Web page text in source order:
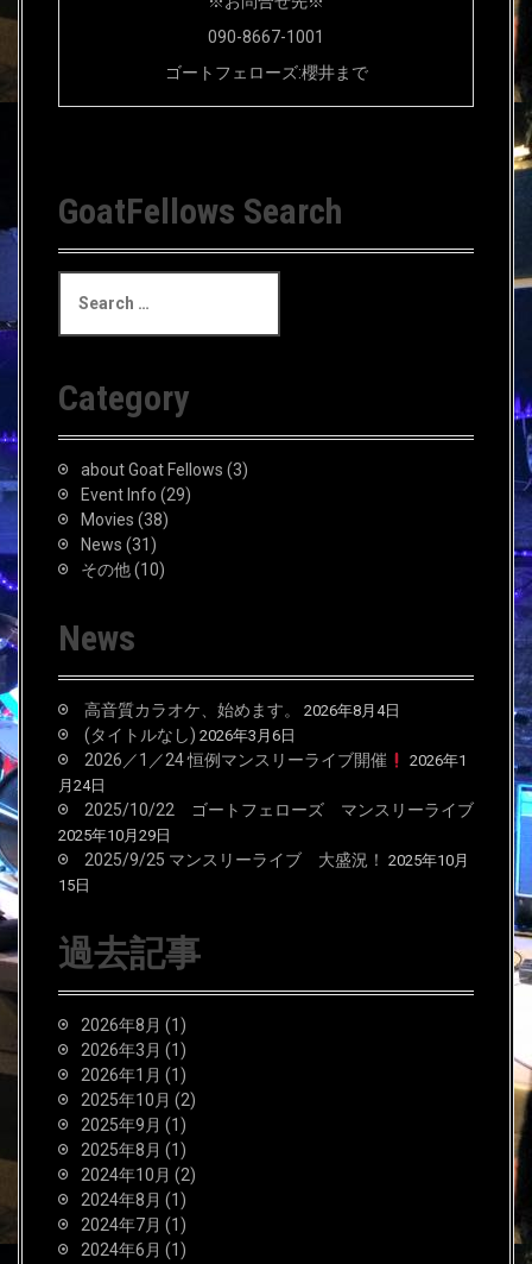
090-8667-1001
ゴートフェローズ:櫻井まで
GoatFellows Search
a
c
h
f
Category
about Goat Fellows (3)
Event Info (29)
Movies (38)
News (31)
その他(10)
News
高音質カラオケ、始めます。 2026年8月4日
(タイトルなし) 2026年3月6日
2026／1／24 恒例マンスリーライブ開催
2026年1
月24日
2025/10/22 ゴートフェローズ マンスリーライブ
2025年10月29日
2025/9/25 マンスリーライブ 大盛況！ 2025年10月
15日
過去記事
2026年8月 (1)
2026年3月 (1)
2026年1月 (1)
2025年10月 (2)
2025年9月 (1)
2025年8月 (1)
2024年10月 (2)
2024年8月 (1)
2024年7月 (1)
2024年6月 (1)